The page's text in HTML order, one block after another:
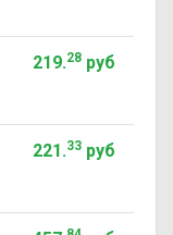
219.28руб
221.33руб